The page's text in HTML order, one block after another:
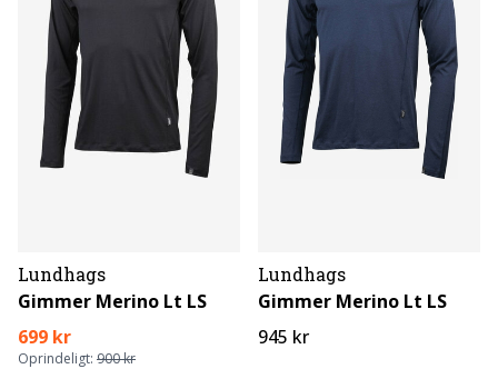
Lundhags
Gimmer Merino Lt LS
699 kr
Oprindeligt: 900 kr
Lundhags
Gimmer Merino Lt LS
945 kr